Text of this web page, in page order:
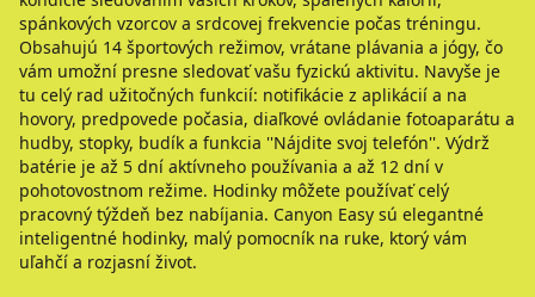
spánkových vzorcov a srdcovej frekvencie počas tréningu.
Obsahujú 14 športových režimov, vrátane plávania a jógy, čo
vám umožní presne sledovať vašu fyzickú aktivitu. Navyše je
tu celý rad užitočných funkcií: notifikácie z aplikácií a na
hovory, predpovede počasia, diaľkové ovládanie fotoaparátu a
hudby, stopky, budík a funkcia ''Nájdite svoj telefón''. Výdrž
batérie je až 5 dní aktívneho používania a až 12 dní v
pohotovostnom režime. Hodinky môžete používať celý
pracovný týždeň bez nabíjania. Canyon Easy sú elegantné
inteligentné hodinky, malý pomocník na ruke, ktorý vám
uľahčí a rozjasní život.